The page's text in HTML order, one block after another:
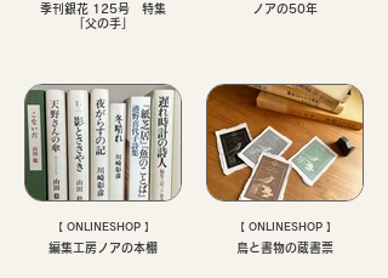
季刊銀花 125号 特集
「父の手」
ノアの50年
【 ONLINESHOP 】
編集工房ノアの本棚
【 ONLINESHOP 】
鳥と書物の蔵書票